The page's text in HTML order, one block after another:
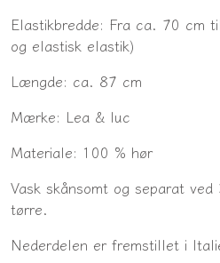
Elastikbredde: Fra ca. 70 cm
og elastisk elastik)
Længde: ca. 87 cm
Mærke: Lea & luc
Materiale: 100 % hør
Vask skånsomt og separat
tørre.
Nederdelen er fremstillet i